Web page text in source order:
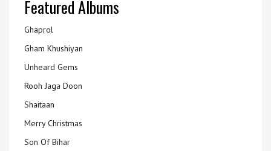
Featured Albums
Ghaprol
Gham Khushiyan
Unheard Gems
Rooh Jaga Doon
Shaitaan
Merry Christmas
Son Of Bihar